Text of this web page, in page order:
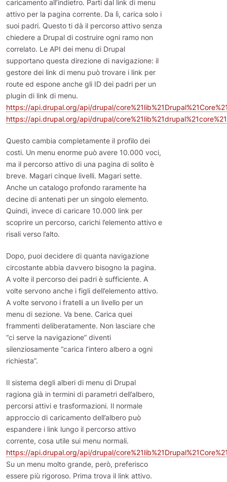
caricamento all’indietro. Parti dal link di menu
attivo per la pagina corrente. Da lì, carica solo i
suoi padri. Questo ti dà il percorso attivo senza
chiedere a Drupal di costruire ogni ramo non
correlato. Le API dei menu di Drupal
supportano questa direzione di navigazione: il
gestore dei link di menu può trovare i link per
route ed espone anche gli ID dei padri per un
plugin di link di menu.
https://api.drupal.org/api/drupal/
https://api.drupal.org/api/drupal/
Questo cambia completamente il profilo dei
costi. Un menu enorme può avere 10.000 voci,
ma il percorso attivo di una pagina di solito è
breve. Magari cinque livelli. Magari sette.
Anche un catalogo profondo raramente ha
decine di antenati per un singolo elemento.
Quindi, invece di caricare 10.000 link per
scoprire un percorso, carichi l’elemento attivo e
risali verso l’alto.
Dopo, puoi decidere di quanta navigazione
circostante abbia davvero bisogno la pagina.
A volte il percorso dei padri è sufficiente. A
volte servono anche i figli dell’elemento attivo.
A volte servono i fratelli a un livello per un
menu di sezione. Va bene. Carica quei
frammenti deliberatamente. Non lasciare che
“ci serve la navigazione” diventi
silenziosamente “carica l’intero albero a ogni
richiesta”.
Il sistema degli alberi di menu di Drupal
ragiona già in termini di parametri dell’albero,
percorsi attivi e trasformazioni. Il normale
approccio di caricamento dell’albero può
espandere i link lungo il percorso attivo
corrente, cosa utile sui menu normali.
https://api.drupal.org/api/drupal/
Su un menu molto grande, però, preferisco
essere più rigoroso. Prima trova il link attivo.